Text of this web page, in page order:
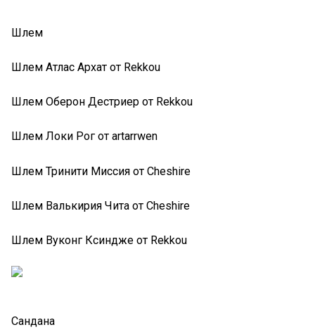
Шлем
Шлем Атлас Архат от Rekkou
Шлем Оберон Дестриер от Rekkou
Шлем Локи Рог от artarrwen
Шлем Тринити Миссия от Cheshire
Шлем Валькирия Чита от Cheshire
Шлем Вуконг Ксиндже от Rekkou
Сандана